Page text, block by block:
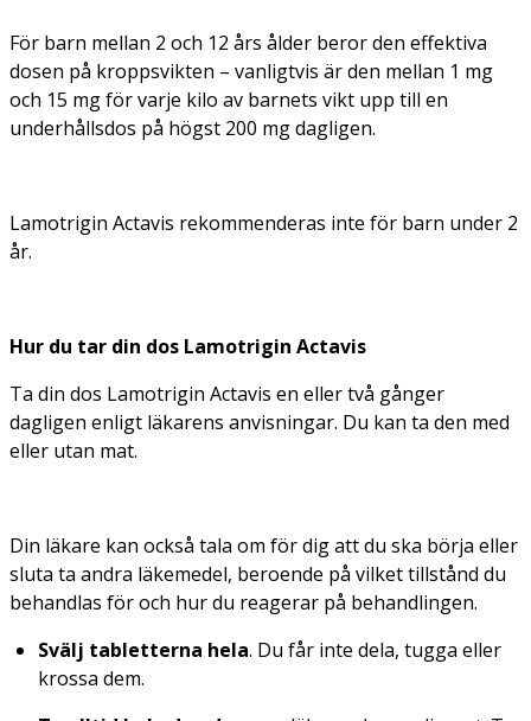
För barn mellan 2 och 12 års ålder beror den effektiva
dosen på kroppsvikten – vanligtvis är den mellan 1 mg
och 15 mg för varje kilo av barnets vikt upp till en
underhållsdos på högst 200 mg dagligen.
Lamotrigin Actavis rekommenderas inte för barn under 2
år.
Hur du tar din dos Lamotrigin Actavis
Ta din dos Lamotrigin Actavis en eller två gånger
dagligen enligt läkarens anvisningar. Du kan ta den med
eller utan mat.
Din läkare kan också tala om för dig att du ska börja eller
sluta ta andra läkemedel, beroende på vilket tillstånd du
behandlas för och hur du reagerar på behandlingen.
Svälj tabletterna hela. Du får inte dela, tugga eller
krossa dem.